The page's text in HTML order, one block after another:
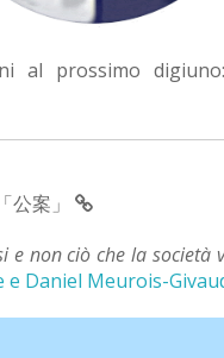
al prossimo
「公案」
e non ciò che la società
e Daniel Meurois-